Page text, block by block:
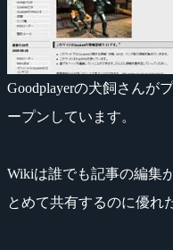
Goodplayerの犬飼さんが
ープンしています。
Wikiは誰でも記事の編集
とめて共有するのに優れ